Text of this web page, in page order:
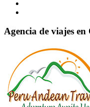
Agencia de viajes en